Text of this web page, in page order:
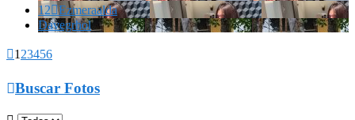
12Ezmeraalda
Davegrhol
1 23456
Buscar Fotos